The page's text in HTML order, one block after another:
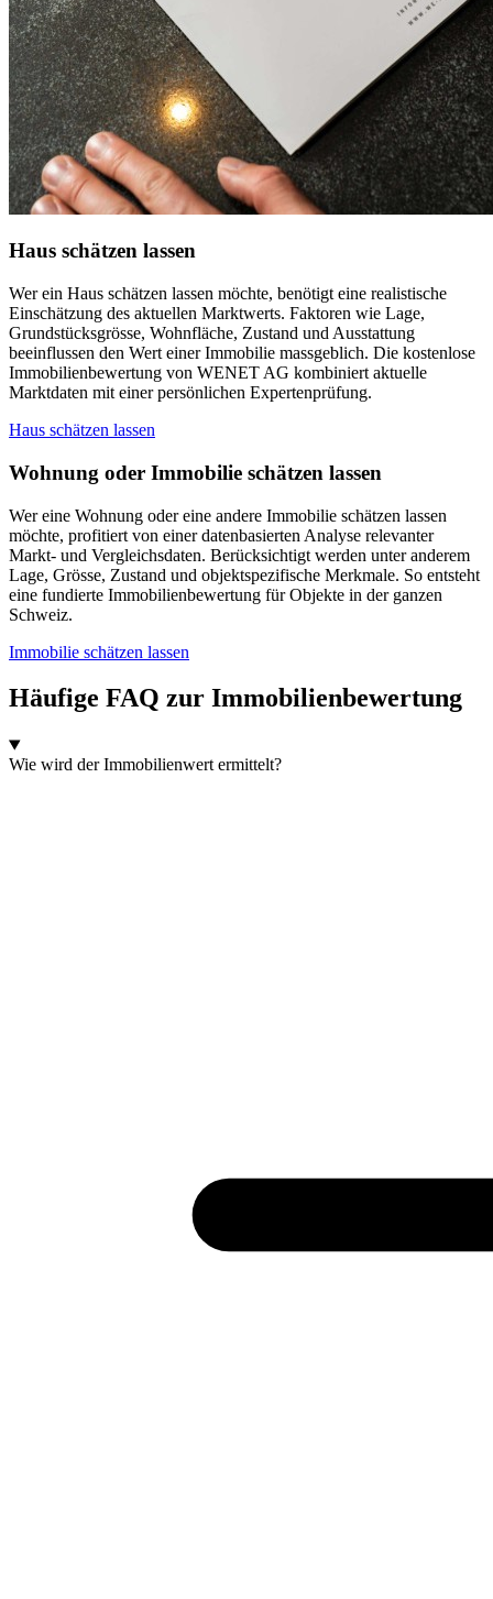
Haus schätzen lassen
Wer ein Haus schätzen lassen möchte, benötigt eine realistische
Einschätzung des aktuellen Marktwerts. Faktoren wie Lage,
Grundstücksgrösse, Wohnfläche, Zustand und Ausstattung
beeinflussen den Wert einer Immobilie massgeblich. Die kostenlose
Immobilienbewertung von WENET AG kombiniert aktuelle
Marktdaten mit einer persönlichen Expertenprüfung.
Haus schätzen lassen
Wohnung oder Immobilie schätzen lassen
Wer eine Wohnung oder eine andere Immobilie schätzen lassen
möchte, profitiert von einer datenbasierten Analyse relevanter
Markt- und Vergleichsdaten. Berücksichtigt werden unter anderem
Lage, Grösse, Zustand und objektspezifische Merkmale. So entsteht
eine fundierte Immobilienbewertung für Objekte in der ganzen
Schweiz.
Immobilie schätzen lassen
Häufige FAQ zur Immobilienbewertung
Wie wird der Immobilienwert ermittelt?